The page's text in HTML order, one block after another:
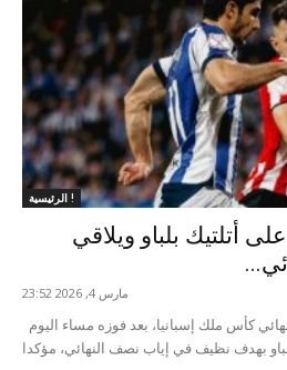
الرئيسية !
أتلتيك بلباو ويلاقي
مارس 4, 2026 23:52